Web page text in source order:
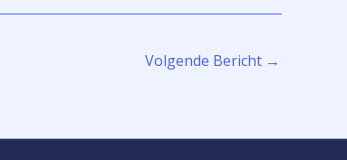
Volgende Bericht →